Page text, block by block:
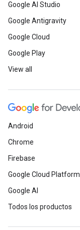
Google AI Studio
Google Antigravity
Google Cloud
Google Play
View all
Android
Chrome
Firebase
Google Cloud Platform
Google AI
Todos los productos